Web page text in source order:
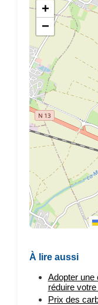
+
−
À lire aussi
Adopter une
réduire
Prix des